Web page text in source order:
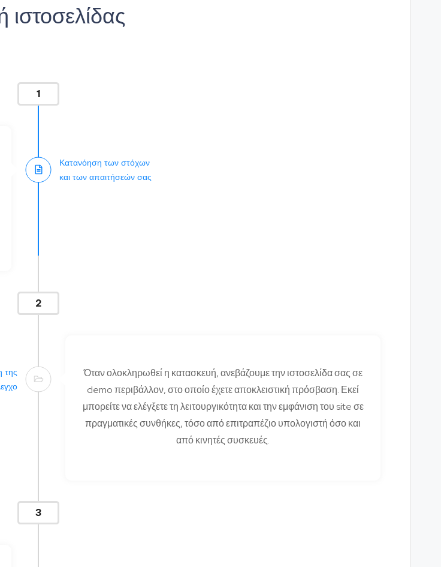
1
Κατανόηση των στόχων
και των απαιτήσεών σας
2
της
Όταν ολοκληρωθεί η κατασκευή, ανεβάζουμε την ιστοσελίδα σας σε
demo περιβάλλον, στο οποίο έχετε αποκλειστική πρόσβαση. Εκεί
μπορείτε να ελέγξετε τη λειτουργικότητα και την εμφάνιση του site σε
πραγματικές συνθήκες, τόσο από επιτραπέζιο υπολογιστή όσο και
από κινητές συσκευές.
3